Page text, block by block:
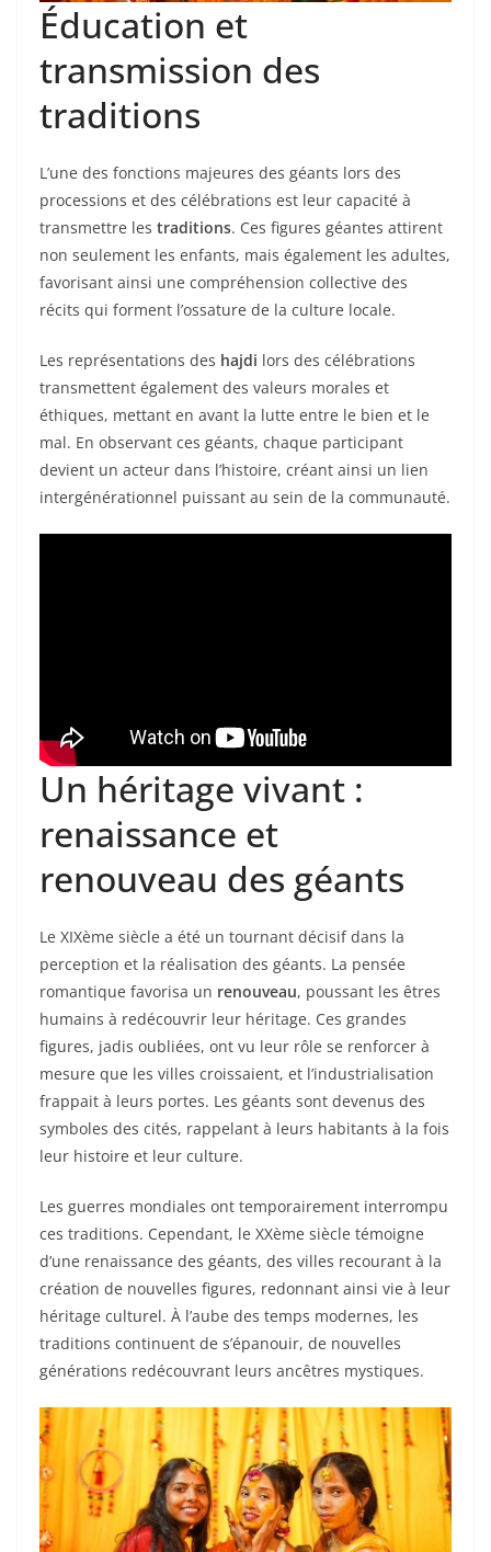
Éducation et
transmission des
traditions
L’une des fonctions majeures des géants lors des
processions et des célébrations est leur capacité à
transmettre les traditions. Ces figures géantes attirent
non seulement les enfants, mais également les adultes,
favorisant ainsi une compréhension collective des
récits qui forment l’ossature de la culture locale.
Les représentations des hajdi lors des célébrations
transmettent également des valeurs morales et
éthiques, mettant en avant la lutte entre le bien et le
mal. En observant ces géants, chaque participant
devient un acteur dans l’histoire, créant ainsi un lien
intergénérationnel puissant au sein de la communauté.
Un héritage vivant :
renaissance et
renouveau des géants
Le XIXème siècle a été un tournant décisif dans la
perception et la réalisation des géants. La pensée
romantique favorisa un renouveau, poussant les êtres
humains à redécouvrir leur héritage. Ces grandes
figures, jadis oubliées, ont vu leur rôle se renforcer à
mesure que les villes croissaient, et l’industrialisation
frappait à leurs portes. Les géants sont devenus des
symboles des cités, rappelant à leurs habitants à la fois
leur histoire et leur culture.
Les guerres mondiales ont temporairement interrompu
ces traditions. Cependant, le XXème siècle témoigne
d’une renaissance des géants, des villes recourant à la
création de nouvelles figures, redonnant ainsi vie à leur
héritage culturel. À l’aube des temps modernes, les
traditions continuent de s’épanouir, de nouvelles
générations redécouvrant leurs ancêtres mystiques.